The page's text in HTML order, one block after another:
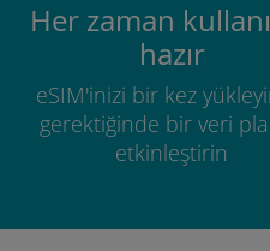
Her zaman
hazır
eSIM'inizi bir kez
gerektiğinde bir veri
etkinleştirin